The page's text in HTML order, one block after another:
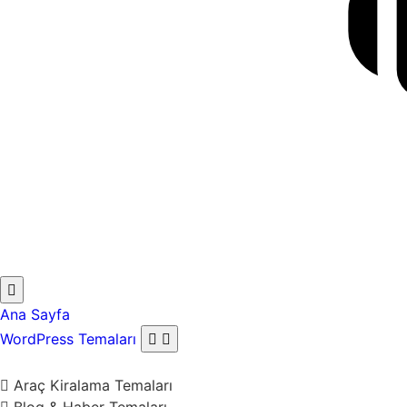
Ana Sayfa
WordPress Temaları
Araç Kiralama Temaları